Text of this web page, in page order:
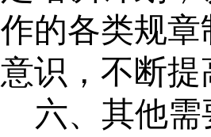
作的各类规章
意识，不断提
六、 其他需